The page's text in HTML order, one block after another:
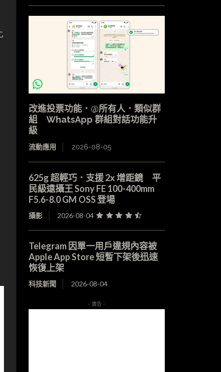
改進投票功能．@所有人．類似群
組 WhatsApp 群組對話功能升
級
流動應用 2026-08-05
625g 超輕巧．支援 2x 增距鏡 平
民級遠攝王 Sony FE 100-400mm
F5.6-8.0 GM OSS 登場
攝影 2026-08-04
Telegram 因單一用戶違規內容被
Apple App Store 短暫下架後迅速
恢復上架
科技新聞 2026-08-04
- 廣告 -